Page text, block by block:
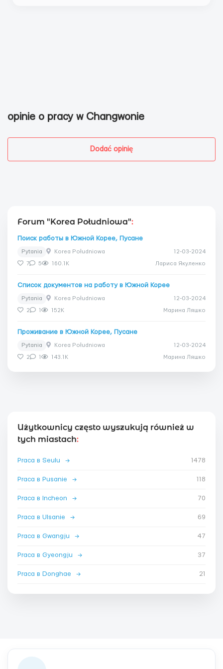
opinie o pracy w Changwonie
Dodać opinię
Forum "Korea Południowa":
Поиск работы в Южной Корее, Пусане
Pytania Korea Południowa 12-03-2024
7 5 160.1K Лариса Якуленко
Список документов на работу в Южной Корее
Pytania Korea Południowa 12-03-2024
2 1 152K Марина Ляшко
Проживание в Южной Корее, Пусане
Pytania Korea Południowa 12-03-2024
2 1 143.1K Марина Ляшко
Użytkownicy często wyszukują również w
tych miastach:
Praca в Seulu → 1478
Praca в Pusanie → 118
Praca в Incheon → 70
Praca в Ulsanie → 69
Praca в Gwangju → 47
Praca в Gyeongju → 37
Praca в Donghae → 21